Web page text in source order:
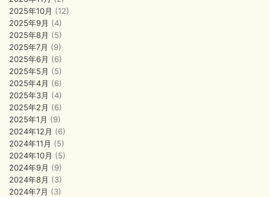
2025年10月 (12)
2025年9月 (4)
2025年8月 (5)
2025年7月 (9)
2025年6月 (6)
2025年5月 (5)
2025年4月 (6)
2025年3月 (4)
2025年2月 (6)
2025年1月 (9)
2024年12月 (6)
2024年11月 (5)
2024年10月 (5)
2024年9月 (9)
2024年8月 (3)
2024年7月 (3)